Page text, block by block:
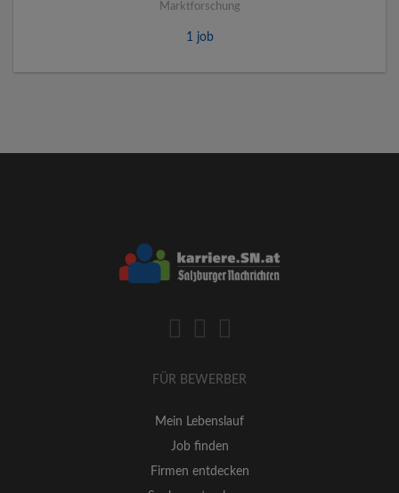
Marktforschung
1 job
FÜR BEWERBER
Mein Lebenslauf
Job finden
Firmen entdecken